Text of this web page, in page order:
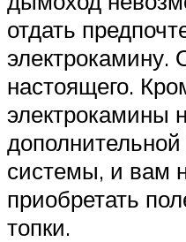
отдать
электрокамину.
настоящего.
электрокамины
системы, и вам
приобретать
топки.